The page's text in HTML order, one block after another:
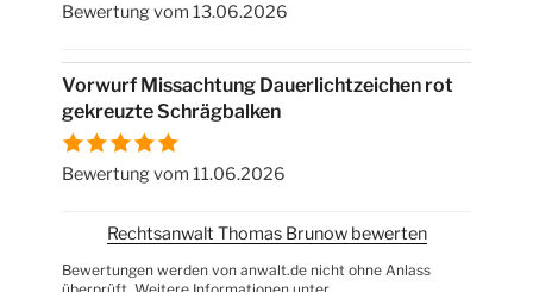
Bewertung vom 13.06.2026
Vorwurf Missachtung Dauerlichtzeichen rot
gekreuzte Schrägbalken
Bewertung vom 11.06.2026
Rechtsanwalt Thomas Brunow bewerten
Bewertungen werden von anwalt.de nicht ohne Anlass